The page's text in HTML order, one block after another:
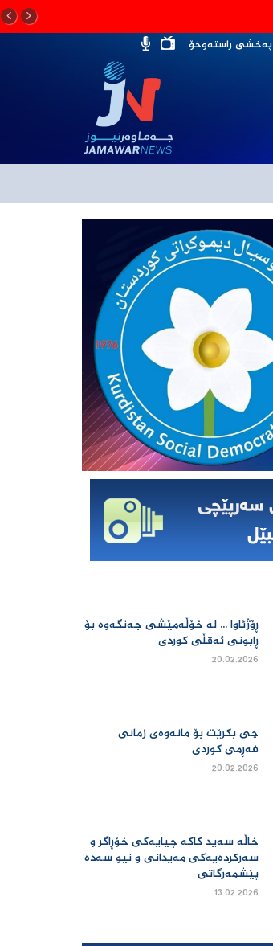
پەخشی راستەوخۆ
ڕۆژئاوا ... لە خۆڵەمێشی جەنگەوە بۆ
ڕابونی ئەقڵی کوردی
20.02.2026
چی بكرێت بۆ مانەوەی زمانی
فەڕمی كوردی
20.02.2026
خاڵە سەید کاکە چیایەکی خۆڕاگر و
سەرکردەیەکی مەیدانی و نیو سەدە
پێشمەرگاتی
13.02.2026